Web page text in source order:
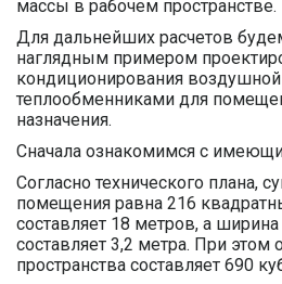
массы в рабочем пространстве.
Для дальнейших расчетов
наглядным примером
кондиционирования
теплообменниками для
назначения.
Сначала ознакомимся с
Согласно технического плана,
помещения равна 216
составляет 18 метров, а
составляет 3,2 метра. При
пространства составляет 690